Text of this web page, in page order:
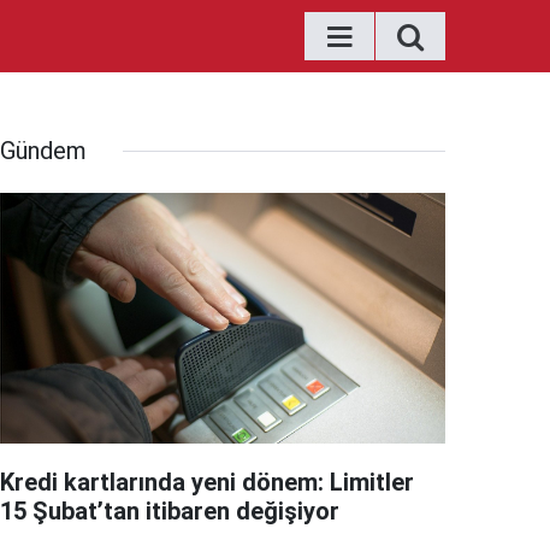
Gündem
Kredi kartlarında yeni dönem: Limitler
15 Şubat’tan itibaren değişiyor